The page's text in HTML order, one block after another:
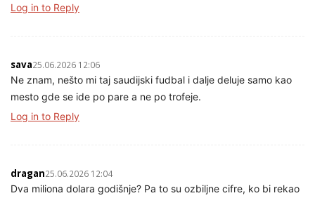
Log in to Reply
sava25.06.2026 12:06
Ne znam, nešto mi taj saudijski fudbal i dalje deluje samo kao
mesto gde se ide po pare a ne po trofeje.
Log in to Reply
dragan25.06.2026 12:04
Dva miliona dolara godišnje? Pa to su ozbiljne cifre, ko bi rekao